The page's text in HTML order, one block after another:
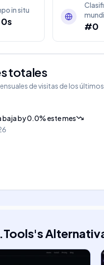
in situ
#0
totales
de visitas de los
bajaby0.0%este mes
's